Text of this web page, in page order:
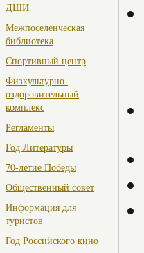
ДШИ
Межпоселенческая
библиотека
Спортивный центр
Физкультурно-
оздоровительный
комплекс
Регламенты
Год Литературы
70-летие Победы
Общественный совет
Информация для
туристов
Год Российского кино